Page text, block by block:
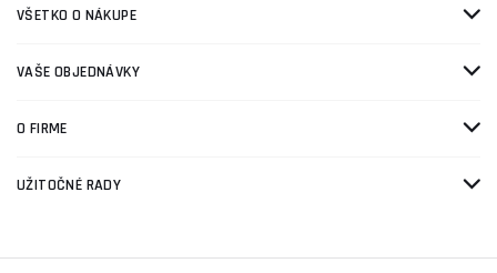
VŠETKO O NÁKUPE
VAŠE OBJEDNÁVKY
O FIRME
UŽITOČNÉ RADY